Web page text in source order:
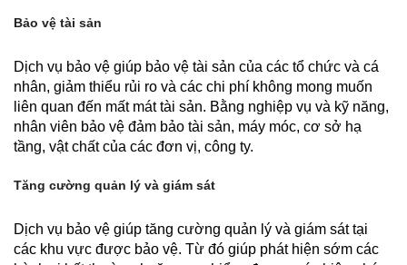
Bảo vệ tài sản
Dịch vụ bảo vệ giúp bảo vệ tài sản của các tổ chức và cá
nhân, giảm thiểu rủi ro và các chi phí không mong muốn
liên quan đến mất mát tài sản. Bằng nghiệp vụ và kỹ năng,
nhân viên bảo vệ đảm bảo tài sản, máy móc, cơ sở hạ
tầng, vật chất của các đơn vị, công ty.
Tăng cường quản lý và giám sát
Dịch vụ bảo vệ giúp tăng cường quản lý và giám sát tại
các khu vực được bảo vệ. Từ đó giúp phát hiện sớm các